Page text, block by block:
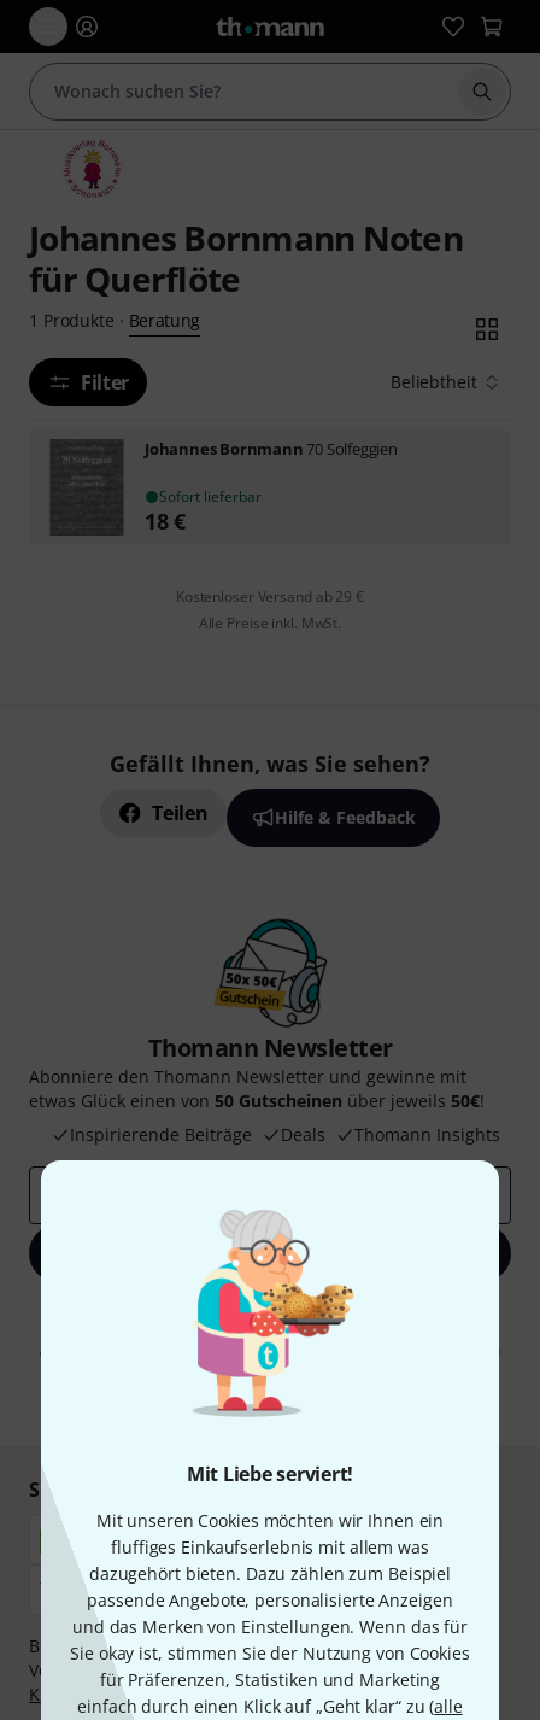
Mit Liebe serviert!
Mit unseren Cookies möchten wir Ihnen ein
fluffiges Einkaufserlebnis mit allem was
dazugehört bieten. Dazu zählen zum Beispiel
passende Angebote, personalisierte Anzeigen
und das Merken von Einstellungen. Wenn das für
Sie okay ist, stimmen Sie der Nutzung von Cookies
für Präferenzen, Statistiken und Marketing
einfach durch einen Klick auf „Geht klar“ zu (alle
Suche
Johannes Bornmann Noten
für Querflöte
1 Produkte · Beratung
Filter Beliebtheit
Johannes Bornmann70 Solfeggien
Sofort lieferbar
18€
Kostenloser Versand ab 29 €
Alle Preise inkl. MwSt.
Gefällt Ihnen, was Sie sehen?
Teilen Hilfe & Feedback
Thomann Newsletter
Abonniere den Thomann Newsletter und gewinne mit
etwas Glück einen von 50 Gutscheinen über jeweils 50€!
Inspirierende Beiträge
Deals Thomann Insights
Jetzt anmelden
Mit Klick auf „Jetzt anmelden“ stimmen Sie dem Erhalt von E-Mail-
Werbung und einer Messung des E-Mail-Nutzungsverhaltens zu. Die
Abmeldung ist jederzeit möglich. Weitere Informationen finden Sie in
unseren
Datenschutzhinweisen
* Pflichtfeld
Sicher einkaufen & bezahlen
Bezahlen Sie vertraulich und sicher per Nachnahme,
Vorkasse, PayPal, Amazon Pay, Klarna Sofort bezahlen
Klarna Ratenzahlungoder Kreditkarte.